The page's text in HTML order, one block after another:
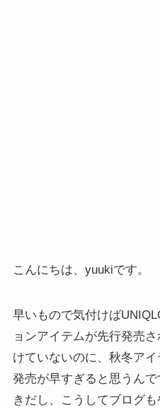
こんにちは、yuukiです。
早いもので気付けば
ョンアイテムが先行発売
けていないのに、秋冬ア
発売が早すぎると思うん
きだし、こうしてブログ